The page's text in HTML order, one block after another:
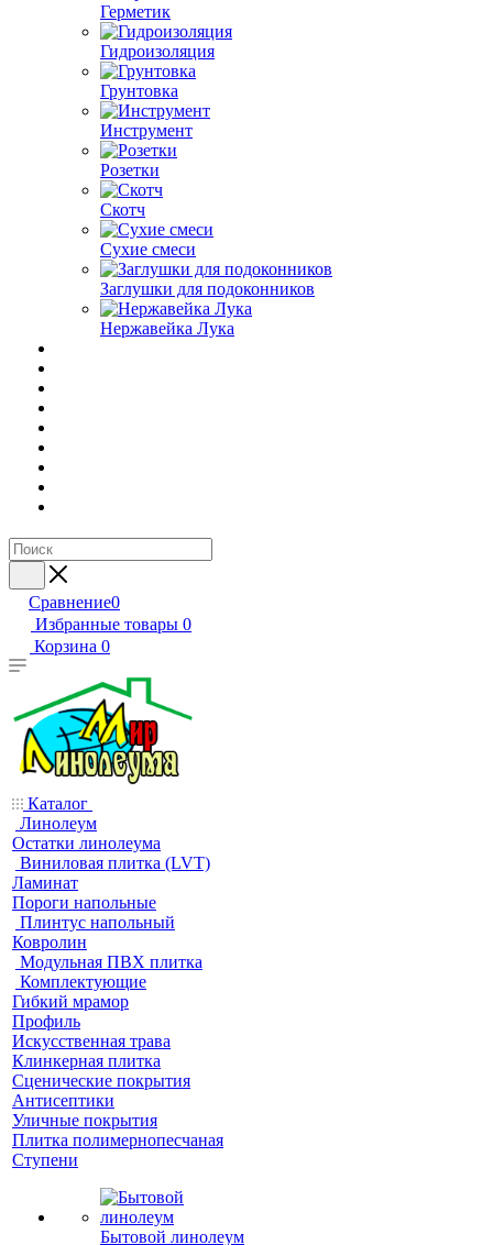
Герметик
Гидроизоляция
Грунтовка
Инструмент
Розетки
Скотч
Сухие смеси
Заглушки для подоконников
Нержавейка Лука
Сравнение0
Избранные товары 0
Корзина 0
Каталог
Линолеум
Остатки линолеума
Виниловая плитка (LVT)
Ламинат
Пороги напольные
Плинтус напольный
Ковролин
Модульная ПВХ плитка
Комплектующие
Гибкий мрамор
Профиль
Искусственная трава
Клинкерная плитка
Сценические покрытия
Антисептики
Уличные покрытия
Плитка полимернопесчаная
Ступени
Бытовой линолеум